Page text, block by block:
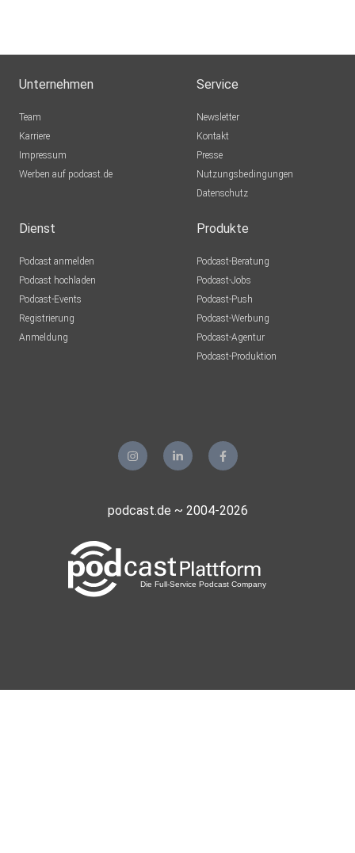
Unternehmen
Team
Karriere
Impressum
Werben auf podcast.de
Service
Newsletter
Kontakt
Presse
Nutzungsbedingungen
Datenschutz
Dienst
Podcast anmelden
Podcast hochladen
Podcast-Events
Registrierung
Anmeldung
Produkte
Podcast-Beratung
Podcast-Jobs
Podcast-Push
Podcast-Werbung
Podcast-Agentur
Podcast-Produktion
podcast.de ~ 2004-2026